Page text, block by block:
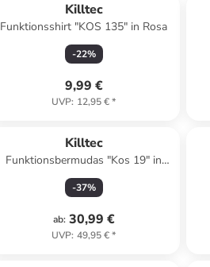
Killtec
Funktionsshirt "KOS 135" in Rosa
-22%
9,99 €
UVP: 12,95 €*
Killtec
Funktionsbermudas "Kos 19" in
Dunkelblau
-37%
ab: 30,99 €
UVP: 49,95 €*